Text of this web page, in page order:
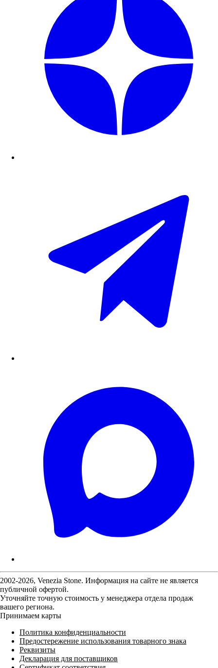
2002-2026, Venezia Stone. Информация на сайте не является
публичной офертой.
Уточняйте точную стоимость у менеджера отдела продаж
вашего региона.
Принимаем карты
Политика конфиденциальности
Предостережение использования товарного знака
Реквизиты
Декларация для поставщиков